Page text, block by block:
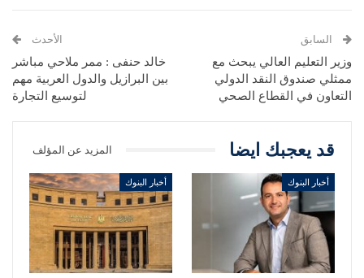
السابق
وزير التعليم العالي يبحث مع
ممثلي صندوق النقد الدولي
التعاون في القطاع الصحي
الأحدث
خالد حنفى : ممر ملاحي مباشر
بين البرازيل والدول العربية مهم
لتوسيع التجارة
قد يعجبك ايضا المزيد عن المؤلف
أخبار البنوك أخبار البنوك